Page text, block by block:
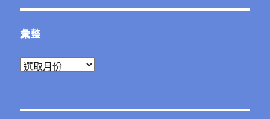
彙整
彙